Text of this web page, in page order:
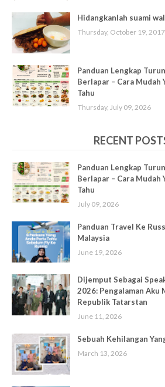
Hidangkanlah suami
Thursday, October 19, 2017
Panduan Lengkap
Berlapar – Cara Mudah
Tahu
Thursday, July 09, 2026
RECENT
Panduan Lengkap
Berlapar – Cara Mudah
Tahu
July 09, 2026
Panduan Travel Ke
Malaysia
June 19, 2026
Dijemput Sebagai
2026: Pengalaman Aku
Republik Tatarstan
June 11, 2026
Sebuah Kehilangan
March 13, 2026